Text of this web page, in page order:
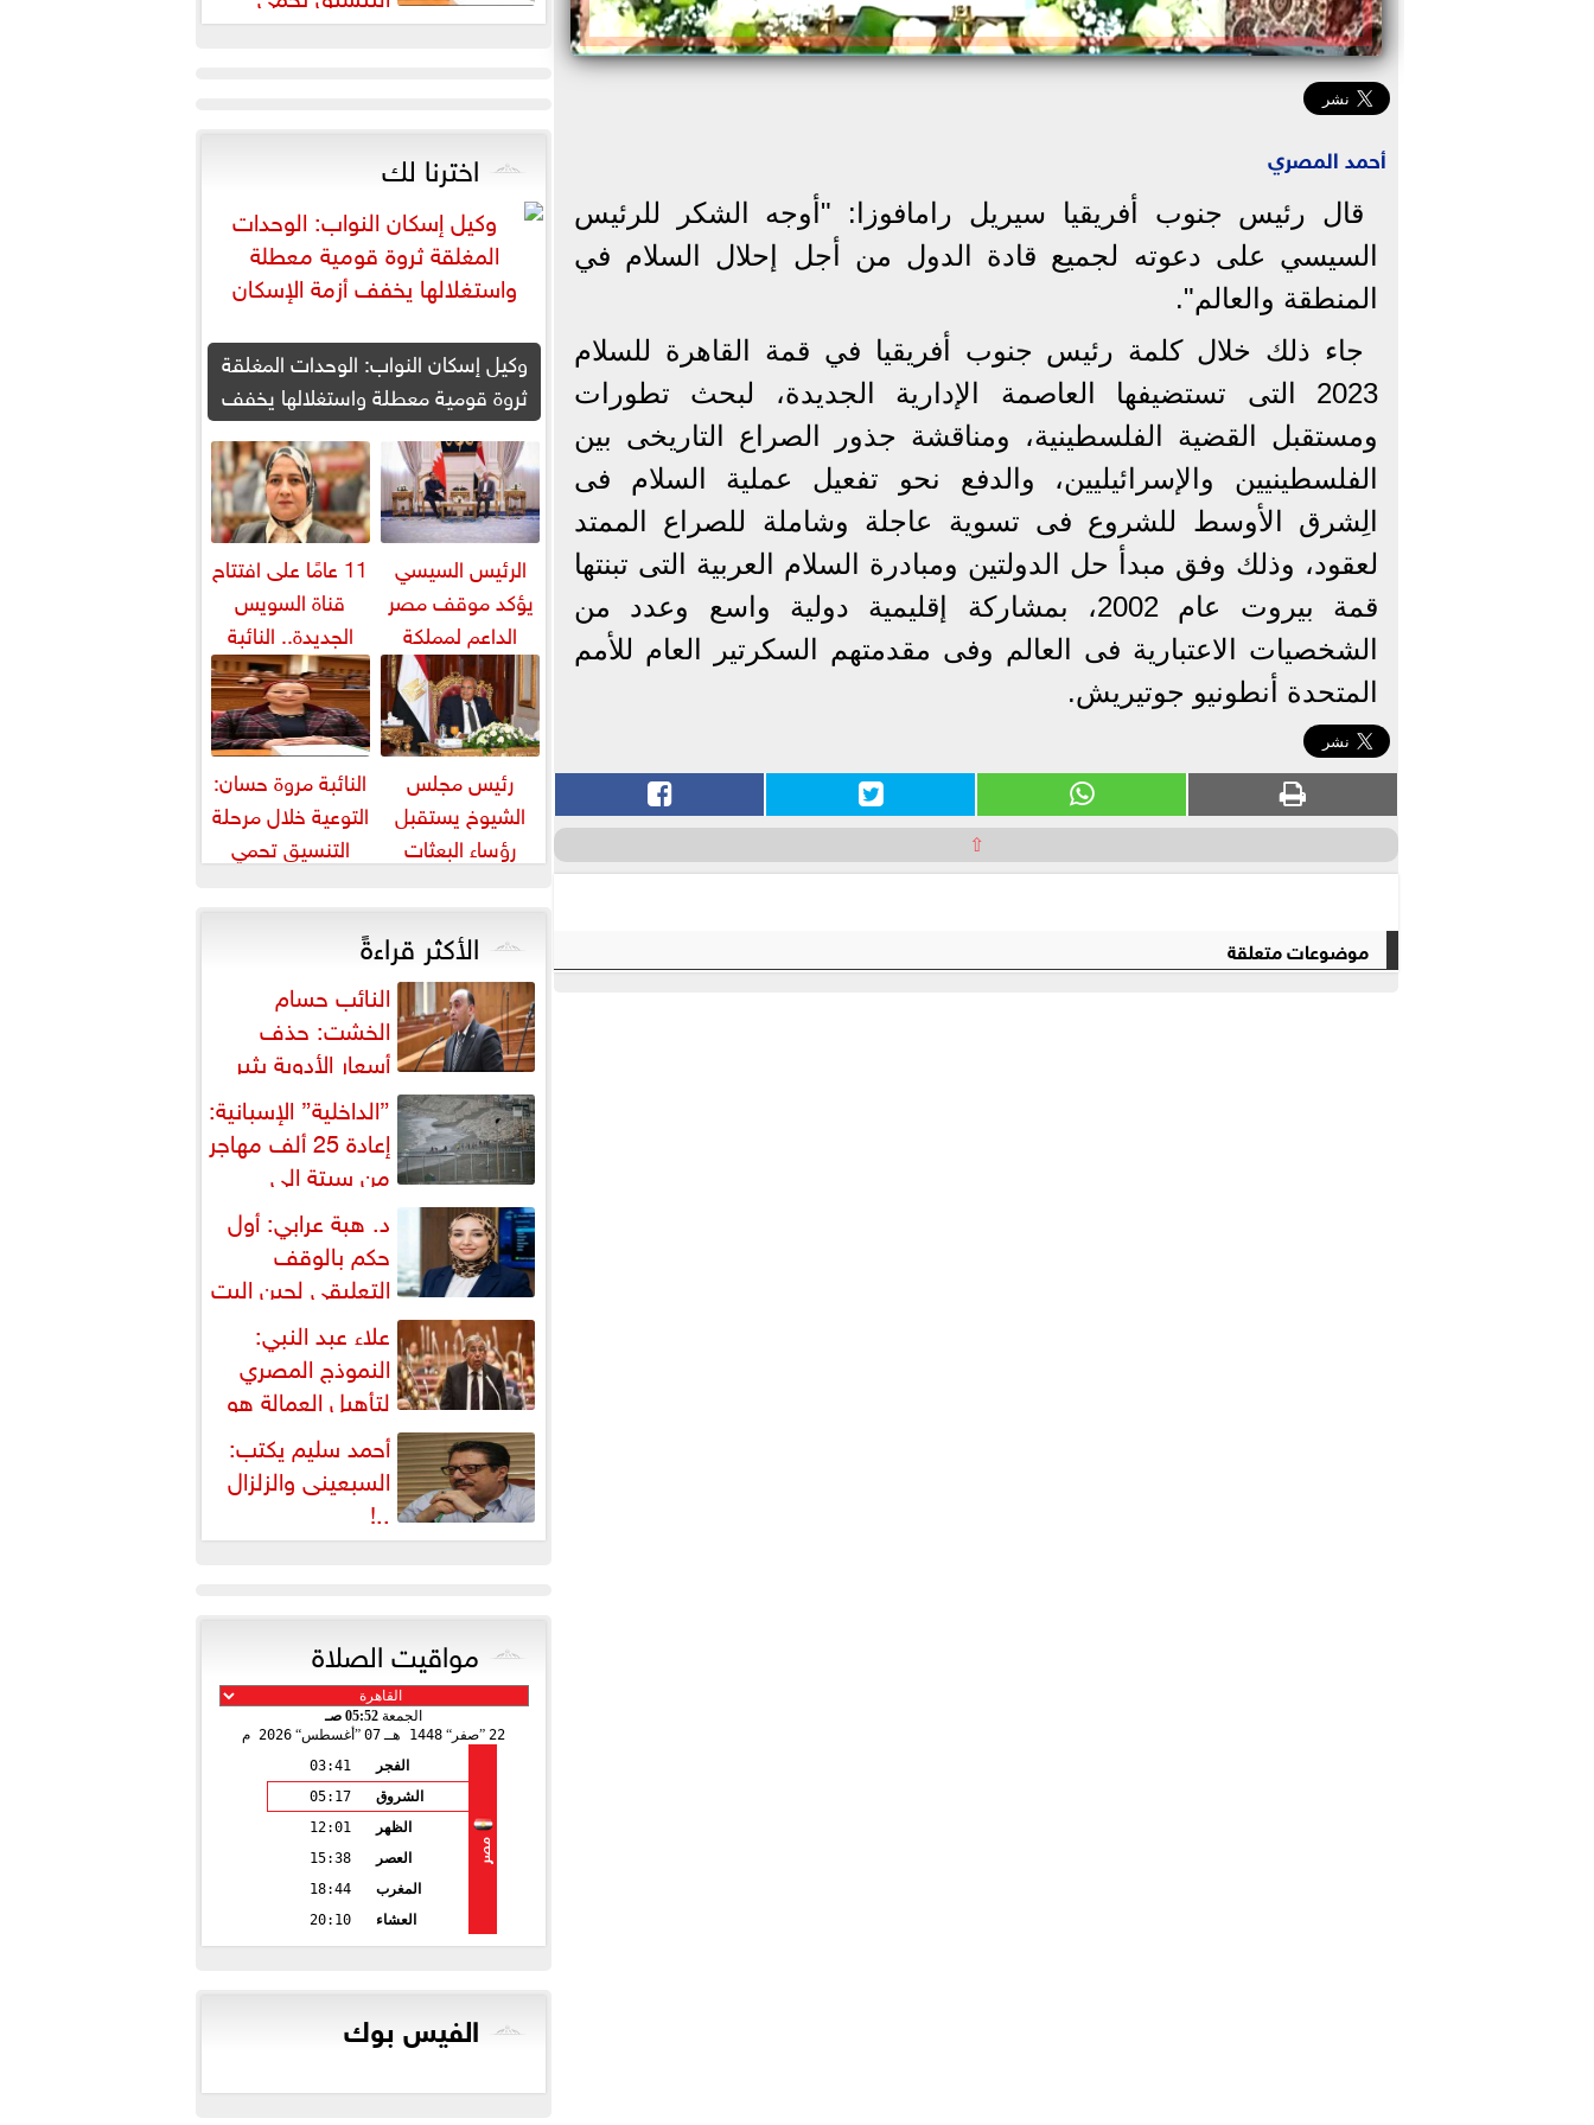
أحمد المصري
قال رئيس جنوب أفريقيا سيريل رامافوزا: "أوجه الشكر للرئيس
السيسي على دعوته لجميع قادة الدول من أجل إحلال السلام في
المنطقة والعالم".
جاء ذلك خلال كلمة رئيس جنوب أفريقيا في قمة القاهرة للسلام
2023 التى تستضيفها العاصمة الإدارية الجديدة، لبحث تطورات
ومستقبل القضية الفلسطينية، ومناقشة جذور الصراع التاريخى بين
الفلسطينيين والإسرائيليين، والدفع نحو تفعيل عملية السلام فى
الِشرق الأوسط للشروع فى تسوية عاجلة وشاملة للصراع الممتد
لعقود، وذلك وفق مبدأ حل الدولتين ومبادرة السلام العربية التى تبنتها
قمة بيروت عام 2002، بمشاركة إقليمية دولية واسع وعدد من
الشخصيات الاعتبارية فى العالم وفى مقدمتهم السكرتير العام للأمم
المتحدة أنطونيو جوتيريش.
⇧
موضوعات متعلقة
الطلاب من النصب الأكاديمي
اخترنا لك
وكيل إسكان النواب: الوحدات المغلقة
ثروة قومية معطلة واستغلالها يخفف
أزمة الإسكان
الرئيس السيسي
يؤكد موقف مصر
الداعم لمملكة
البحرين لحماية أمنها
واستقرارها
11 عامًا على افتتاح
قناة السويس
الجديدة.. النائبة
مروة قنصوة: رؤية
الدولة...
رئيس مجلس
الشيوخ يستقبل
رؤساء البعثات
المصرية بالخارج
النائبة مروة حسان:
التوعية خلال مرحلة
التنسيق تحمي
الأكاديمي
الأكثر قراءةً
النائب حسام
الخشت: حذف
أسعار الأدوية يثير
إشكالية دستورية ويهدد حق
المواطن...
”الداخلية” الإسبانية:
إعادة 25 ألف مهاجر
من سبتة إلى
المغرب... وارتفاع حصيلة...
د. هبة عرابي: أول
حكم بالوقف
التعليقي لحين البت
في الطعن على... علاء عبد النبي:
النموذج المصري
لتأهيل العمالة هو
البديل العملي والأمثل لأزمات...
أحمد سليم يكتب:
السبعينى والزلزال
..!
مواقيت الصلاة
الجمعة 05:52 صـ
22 صفر 1448 هـ 07 أغسطس 2026 م
مصر
الفجر
03:41
الشروق
05:17
الظهر
12:01
العصر
15:38
المغرب
18:44
العشاء
20:10
الفيس بوك